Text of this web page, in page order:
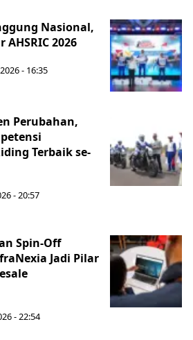
Nasional,
AHSRIC 2026
- 16:35
Perubahan,
Terbaik se-
- 20:57
Spin-Off
Jadi Pilar
- 22:54